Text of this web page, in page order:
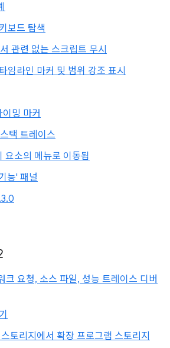
보드 탐색
관련 없는 스크립트 무시
임라인 마커 및 범위 강조 표시
밍 마커
택 트레이스
요소의 메뉴로 이동됨
능' 패널
크 요청, 소스 파일, 성능 트레이스 디버
토리지에서 확장 프로그램 스토리지